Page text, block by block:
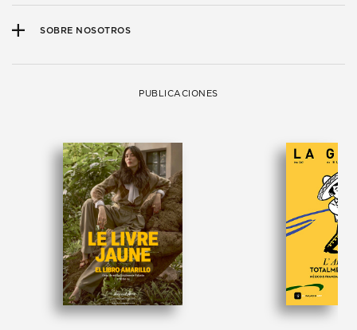
SOBRE NOSOTROS
PUBLICACIONES